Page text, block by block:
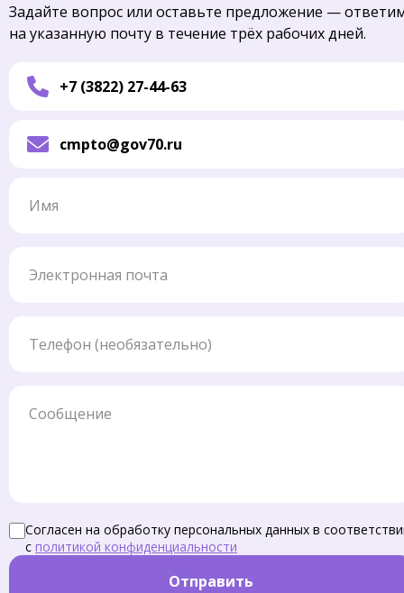
Задайте вопрос или оставьте предложение —
на указанную почту в течение трёх рабочих дней.
+7 (3822) 27-44-63
cmpto@gov70.ru
Согласен на обработку персональных данных в
с политикой конфиденциальности
Отправить